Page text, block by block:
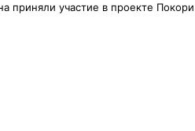
приняли участие в проекте